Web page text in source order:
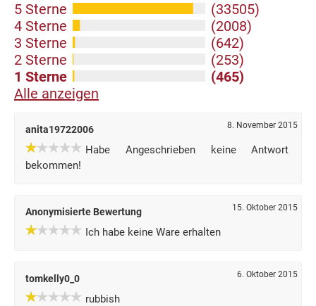
5 Sterne
(33505)
4 Sterne
(2008)
3 Sterne
(642)
2 Sterne
(253)
1 Sterne
(465)
Alle anzeigen
anita19722006 8. November 2015
Habe Angeschrieben keine Antwort
bekommen!
Anonymisierte Bewertung 15. Oktober 2015
Ich habe keine Ware erhalten
tomkelly0_0 6. Oktober 2015
rubbish